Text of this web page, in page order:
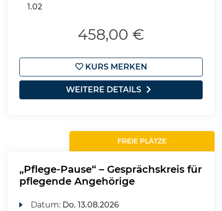
1.02
458,00 €
KURS MERKEN
WEITERE DETAILS
FREIE PLÄTZE
„Pflege-Pause“ – Gesprächskreis für
pflegende Angehörige
Datum: Do. 13.08.2026